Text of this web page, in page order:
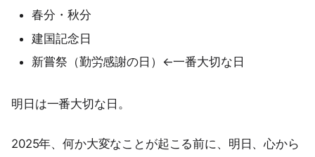
春分・秋分
建国記念日
新嘗祭（勤労感謝の日）←一番大切な日
明日は一番大切な日。
2025年、何か大変なことが起こる前に、明日、心から